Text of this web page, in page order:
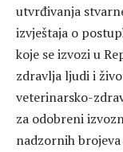
utvrđivanja
izvještaja o
koje se izvozi u
zdravlja ljudi i
veterinarsko-
za odobreni
nadzornih